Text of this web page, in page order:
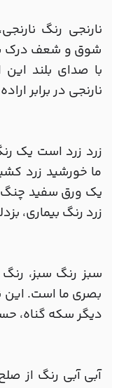
نارنجی رنگ
شوق و شعف درک
با صدای بلند
نارنجی در برابر
زرد زرد است یک
ما خورشید زرد
یک ورق سفید چنگ
زرد رنگ بیماری،
سبز رنگ سبز،
بصری ما است. این
دیگر سکه گناه،
آبی آبی رنگ از